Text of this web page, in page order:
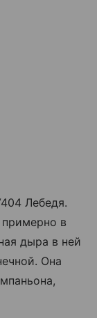
Лебедя.
в
дыра в ней
Она